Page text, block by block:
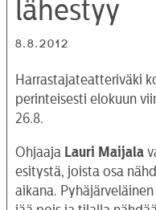
lähestyy
8.8.2012
Harrastajateatteriväki
perinteisesti elokuun
26.8.
Ohjaaja Lauri Maijala
esitystä, joista osa
aikana.